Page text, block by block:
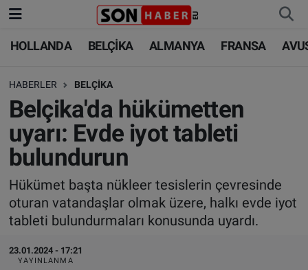
HOLLANDA BELÇİKA ALMANYA FRANSA
HABERLER BELÇİKA
Belçika'da hükümetten
uyarı: Evde iyot tableti
bulundurun
Hükümet başta nükleer tesislerin çevresinde
oturan vatandaşlar olmak üzere, halkı evde iyot
tableti bulundurmaları konusunda uyardı.
23.01.2024 - 17:21
YAYINLANMA
HOLLANDA
BELÇİKA
ALMANYA
FRANSA
AVUSTURYA
SAĞLIK - YAŞAM
BİLİM-TEKNOLOJİ
HOLLANDA
BELÇİKA
ALMANYA
TÜRKİYE
DÜNYA
BİLİM-TEKNOLOJİ
SAĞLIK
Nöbetçi Eczaneler
Hava Durumu
Trafik Durumu
Süper Lig Puan Durumu ve Fikstür
Tüm Manşetler
Son Dakika Haberleri
Haber Arşivi